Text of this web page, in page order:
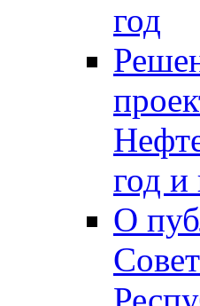
год
год
О